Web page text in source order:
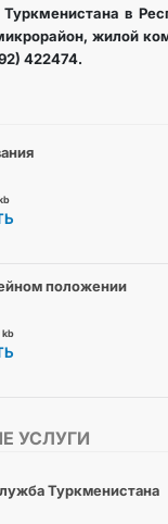
УСЛУГИ
Туркменистана
в
жилой
422474.
положении
kb